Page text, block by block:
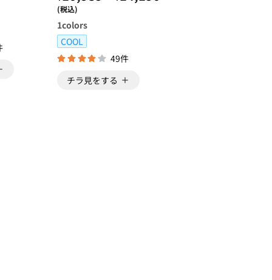
(税込)
1colors
COOL
49件
チラ見をする